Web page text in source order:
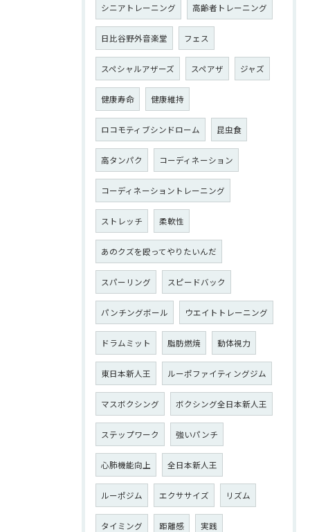
シニアトレーニング 高齢者トレーニング
日比谷野外音楽堂 フェス
スペシャルアザーズ スペアザ ジャズ
健康寿命 健康維持
ロコモティブシンドローム 昆虫食
高タンパク コーディネーション
コーディネーショントレーニング
ストレッチ 柔軟性
あのクズを殴ってやりたいんだ
スパーリング スピードバック
パンチングボール ウエイトトレーニング
ドラムミット 脂肪燃焼 動体視力
東日本新人王 ルーポファイティングジム
マスボクシング ボクシング全日本新人王
ステップワーク 強いパンチ
心肺機能向上 全日本新人王
ルーポジム エクササイズ リズム
タイミング 距離感 実践